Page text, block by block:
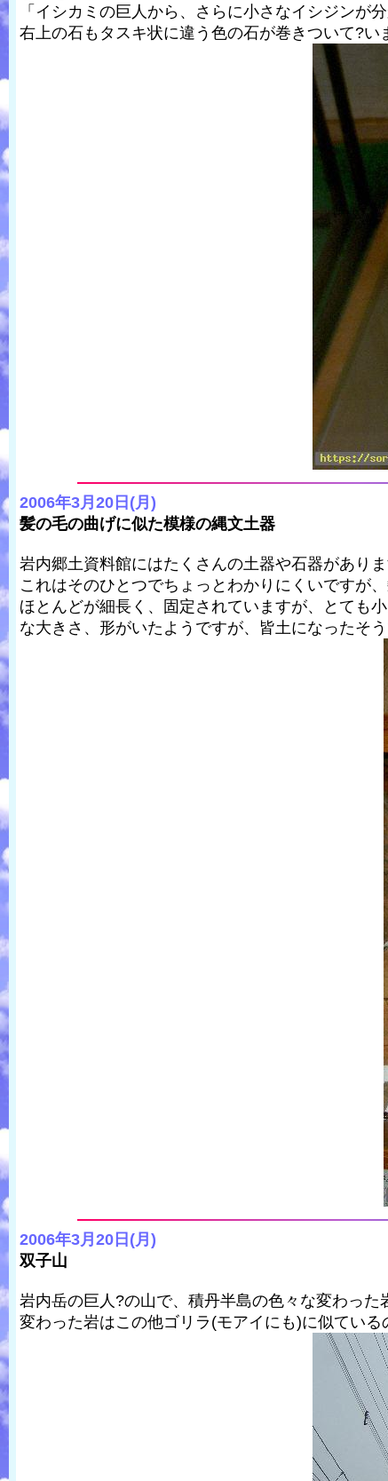
「イシカミの巨人から、さらに小さなイシジンが
右上の石もタスキ状に違う色の石が巻きついて?い
2006年3月20日(月)
髪の毛の曲げに似た模様の縄文土器
岩内郷土資料館にはたくさんの土器や石器がありま
これはそのひとつでちょっとわかりにくいですが
ほとんどが細長く、固定されていますが、とても
な大きさ、形がいたようですが、皆土になったそう
2006年3月20日(月)
双子山
岩内岳の巨人?の山で、積丹半島の色々な変わっ
変わった岩はこの他ゴリラ(モアイにも)に似てい